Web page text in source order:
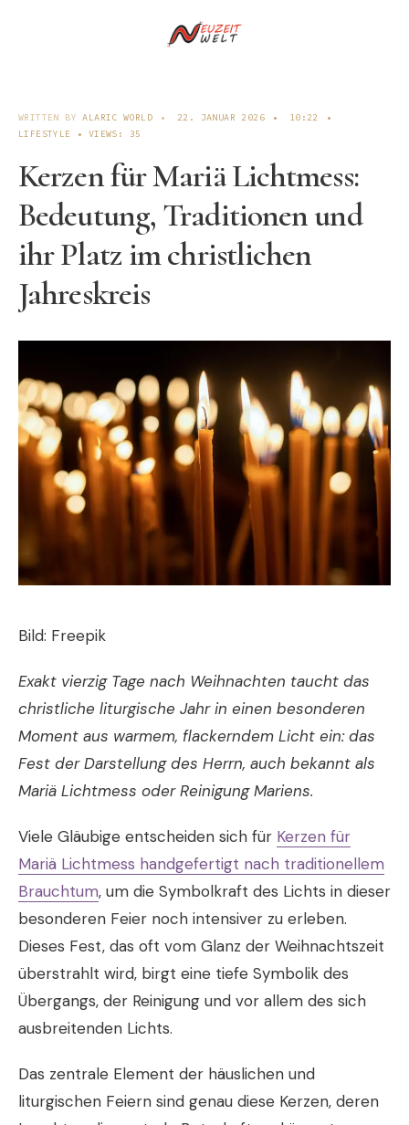
WRITTEN BYALARIC WORLD • 22. JANUAR 2026 • 10:22
•
LIFESTYLE
• VIEWS: 35
Kerzen für Mariä Lichtmess:
Bedeutung, Traditionen und
ihr Platz im christlichen
Jahreskreis
Bild: Freepik
Exakt vierzig Tage nach Weihnachten taucht das
christliche liturgische Jahr in einen besonderen
Moment aus warmem, flackerndem Licht ein: das
Fest der Darstellung des Herrn, auch bekannt als
Mariä Lichtmess oder Reinigung Mariens.
Viele Gläubige entscheiden sich für Kerzen für
Mariä Lichtmess handgefertigt nach traditionellem
Brauchtum, um die Symbolkraft des Lichts in dieser
besonderen Feier noch intensiver zu erleben.
Dieses Fest, das oft vom Glanz der Weihnachtszeit
überstrahlt wird, birgt eine tiefe Symbolik des
Übergangs, der Reinigung und vor allem des sich
ausbreitenden Lichts.
Das zentrale Element der häuslichen und
liturgischen Feiern sind genau diese Kerzen, deren